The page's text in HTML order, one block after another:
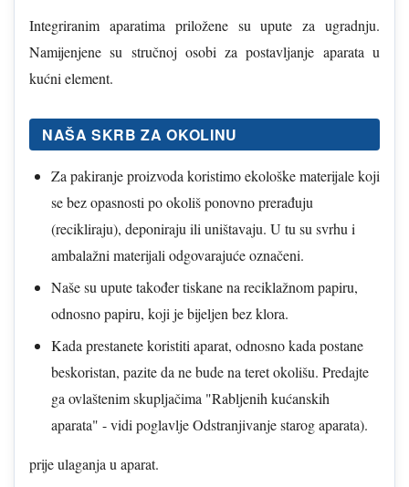
Integriranim aparatima priložene su upute za ugradnju.
Namijenjene su stručnoj osobi za postavljanje aparata u
kućni element.
NAŠA SKRB ZA OKOLINU
Za pakiranje proizvoda koristimo ekološke materijale koji
se bez opasnosti po okoliš ponovno prerađuju
(recikliraju), deponiraju ili uništavaju. U tu su svrhu i
ambalažni materijali odgovarajuće označeni.
Naše su upute također tiskane na reciklažnom papiru,
odnosno papiru, koji je bijeljen bez klora.
Kada prestanete koristiti aparat, odnosno kada postane
beskoristan, pazite da ne bude na teret okolišu. Predajte
ga ovlaštenim skupljačima "Rabljenih kućanskih
aparata" - vidi poglavlje Odstranjivanje starog aparata).
prije ulaganja u aparat.